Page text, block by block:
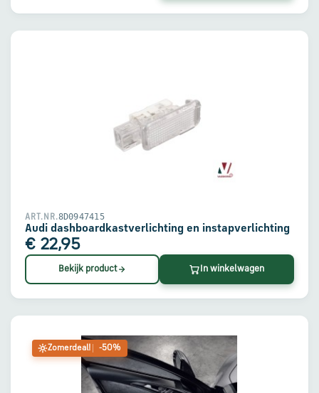
ART.NR.8D0947415
Audi dashboardkastverlichting en instapverlichting
€ 22,95
Bekijk product In winkelwagen
Zomerdeal! -50%